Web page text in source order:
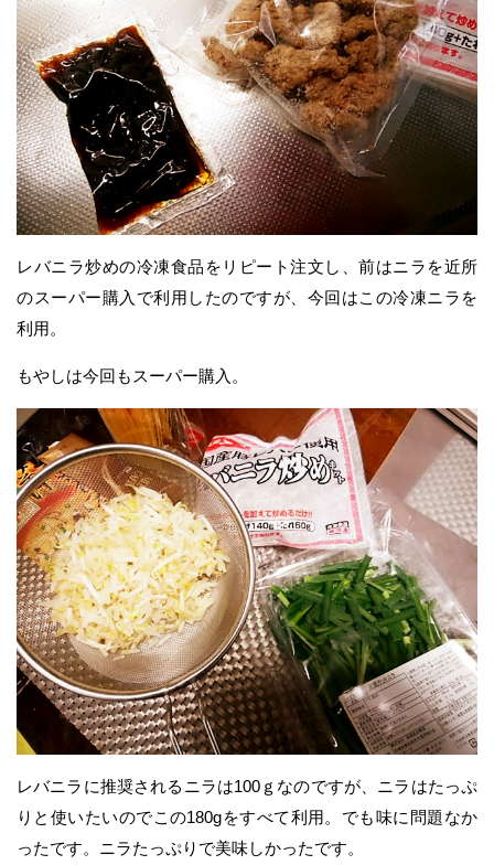
レバニラ炒めの冷凍食品をリピート注文し、前はニラを近所
のスーパー購入で利用したのですが、今回はこの冷凍ニラを
利用。
もやしは今回もスーパー購入。
レバニラに推奨されるニラは100ｇなのですが、ニラはたっぷ
りと使いたいのでこの180gをすべて利用。でも味に問題なか
ったです。ニラたっぷりで美味しかったです。